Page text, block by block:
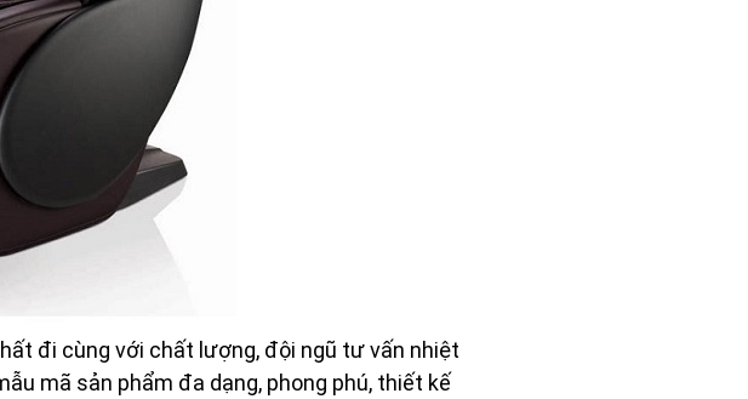
đi cùng với chất lượng, đội ngũ tư vấn nhiệt
mã sản phẩm đa dạng, phong phú, thiết kế